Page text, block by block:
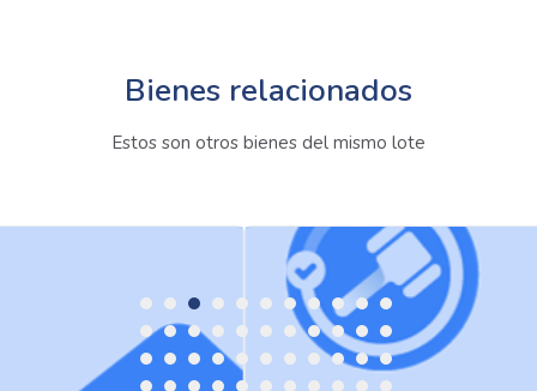
Bienes relacionados
Estos son otros bienes del mismo lote